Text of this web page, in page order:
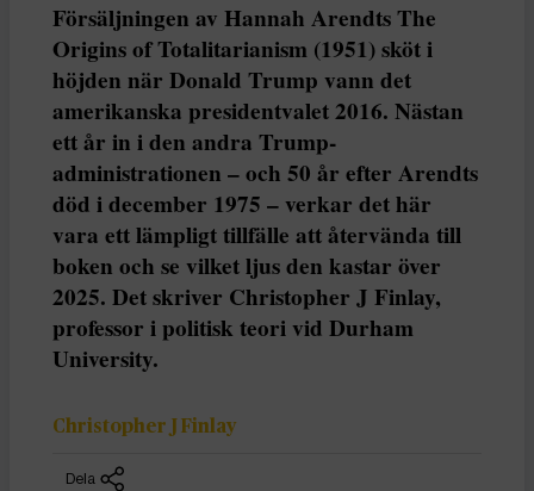
Försäljningen av Hannah Arendts The
Origins of Totalitarianism (1951) sköt i
höjden när Donald Trump vann det
amerikanska presidentvalet 2016. Nästan
ett år in i den andra Trump-
administrationen – och 50 år efter Arendts
död i december 1975 – verkar det här
vara ett lämpligt tillfälle att återvända till
boken och se vilket ljus den kastar över
2025. Det skriver Christopher J Finlay,
professor i politisk teori vid Durham
University.
Christopher J Finlay
Dela